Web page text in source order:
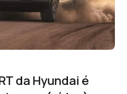
da Hyundai é